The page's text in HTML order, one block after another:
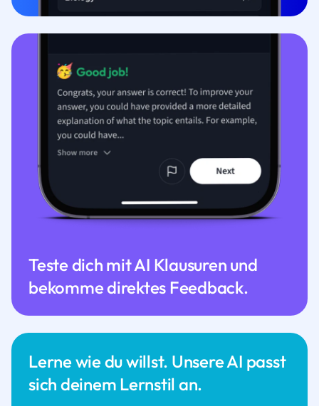
Lerne wie du willst. Unsere AI passt
sich deinem Lernstil an.
Teste dich mit AI Klausuren und
bekomme direktes Feedback.